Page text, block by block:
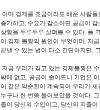
아마 경제를 조금이라도 배운 사람
증가하고, 수요가 감소하면 공급이
상황을 두루두루 살펴볼 수 있다. 폴
이 경제 불황의 원인이 무엇이며, 지
끝낼 수 있는 법이 다소 간단하지만,
지금 우리가 겪고 있는 경제불황은
밖에 없고, 공급이 줄어드니 기업은
이 같은 악순환이 계속되어 우리가
누구나 한 번쯤 들어보았을 것이다.
출이 당신의 수입이고, 당신의 지출